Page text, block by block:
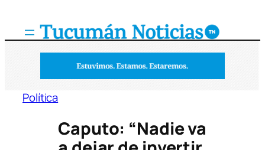
Política
Caputo: “Nadie va